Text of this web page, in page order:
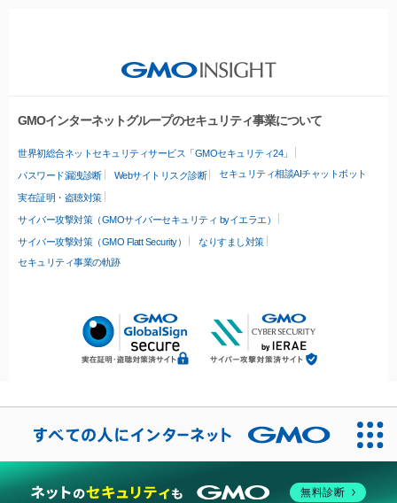
GMOインターネットグループのセキュリティ事業について
世界初総合ネットセキュリティサービス「GMOセキュリティ24」
パスワード漏洩診断 Webサイトリスク診断 セキュリティ相談AIチャットボット
実在証明・盗聴対策
サイバー攻撃対策（GMOサイバーセキュリティ byイエラエ）
サイバー攻撃対策（GMO Flatt Security）
なりすまし対策
セキュリティ事業の軌跡
無料診断